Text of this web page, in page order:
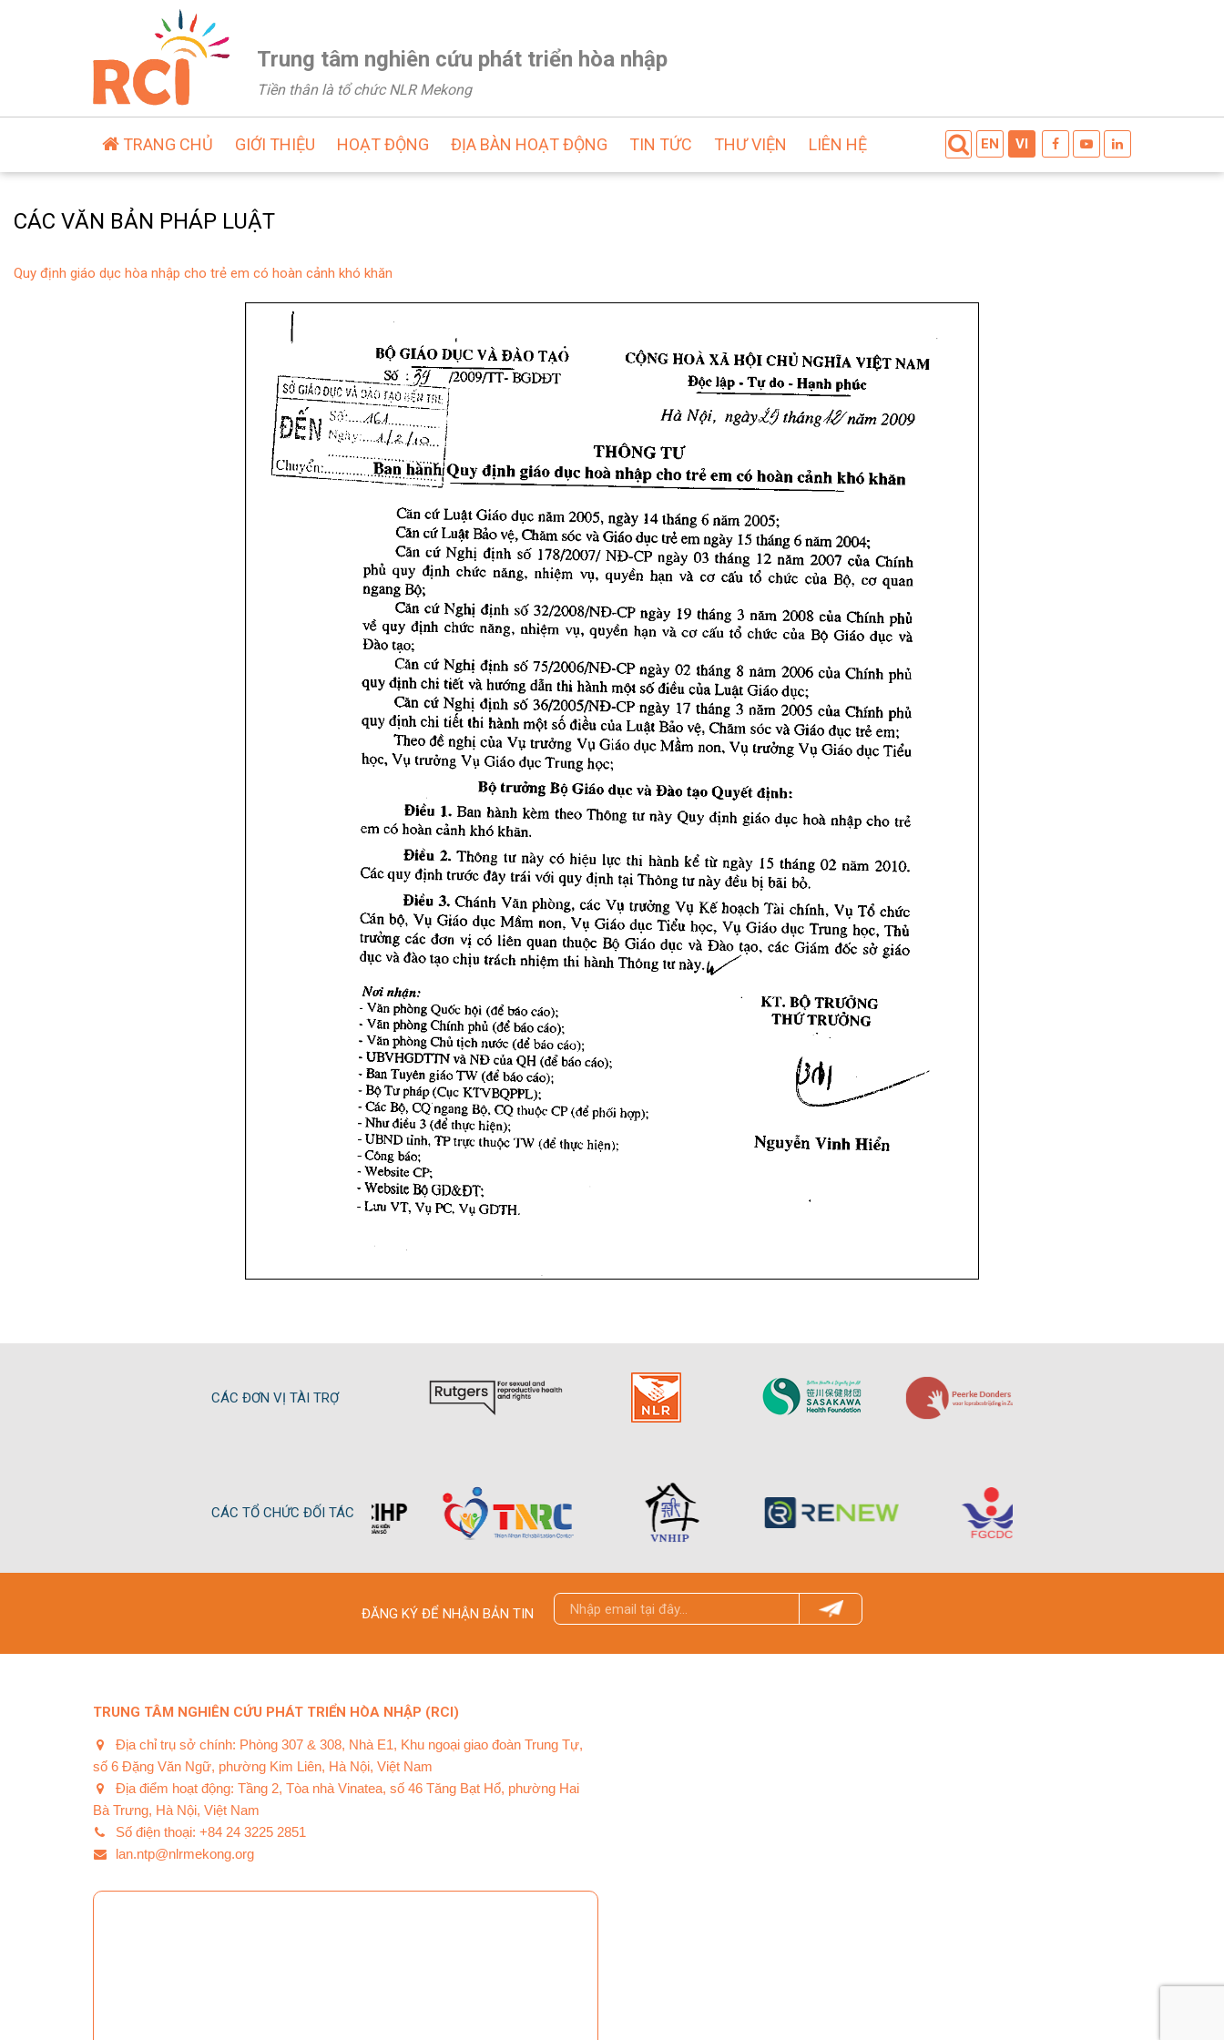
Trung tâm nghiên cứu phát triển hòa nhập
Tiền thân là tổ chức NLR Mekong
TRANG CHỦ GIỚI THIỆU HOẠT ĐỘNG ĐỊA BÀN HOẠT ĐỘNG TIN TỨC THƯ VIỆN LIÊN HỆ EN VI
CÁC VĂN BẢN PHÁP LUẬT
Quy định giáo dục hòa nhập cho trẻ em có hoàn cảnh khó khăn
CÁC ĐƠN VỊ TÀI TRỢ
CÁC TỔ CHỨC ĐỐI TÁC
ĐĂNG KÝ ĐỂ NHẬN BẢN TIN
TRUNG TÂM NGHIÊN CỨU PHÁT TRIỂN HÒA NHẬP (RCI)
Địa chỉ trụ sở chính: Phòng 307 & 308, Nhà E1, Khu ngoại giao đoàn Trung Tự,
số 6 Đặng Văn Ngữ, phường Kim Liên, Hà Nội, Việt Nam
Địa điểm hoạt động: Tầng 2, Tòa nhà Vinatea, số 46 Tăng Bạt Hổ, phường Hai
Bà Trưng, Hà Nội, Việt Nam
Số điện thoại: +84 24 3225 2851
lan.ntp@nlrmekong.org